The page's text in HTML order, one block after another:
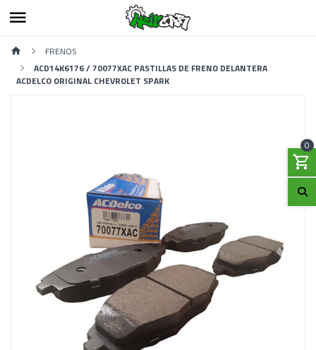
0
FRENOS
ACD14K6176 / 70077XAC PASTILLAS DE FRENO DELANTERA
ACDELCO ORIGINAL CHEVROLET SPARK
Previous